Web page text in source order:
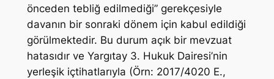
önceden tebliğ edilmediği” gerekçesiyle
davanın bir sonraki dönem için kabul edildiği
görülmektedir. Bu durum açık bir mevzuat
hatasıdır ve Yargıtay 3. Hukuk Dairesi’nin
yerleşik içtihatlarıyla (Örn: 2017/4020 E.,